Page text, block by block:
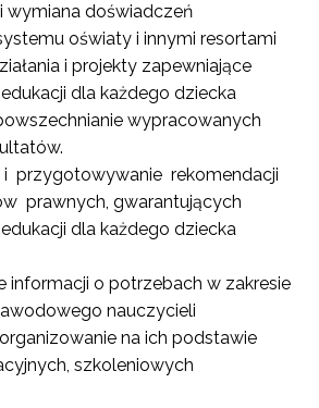
wymiana doświadczeń
oświaty i innymi resortami
i projekty zapewniające
dla każdego dziecka
wypracowanych
przygotowywanie rekomendacji
prawnych, gwarantujących
dla każdego dziecka
informacji o potrzebach w zakresie
nauczycieli
na ich podstawie
szkoleniowych